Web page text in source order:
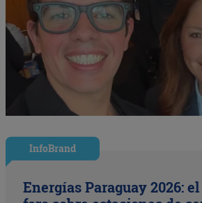
InfoBrand
Energías Paraguay 2026: